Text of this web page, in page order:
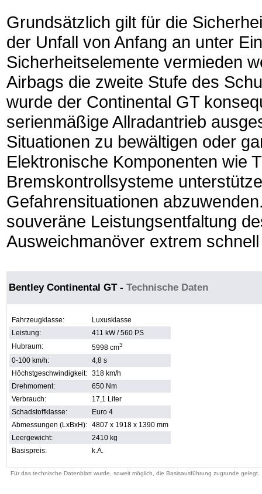
Grundsätzlich gilt für die
der Unfall von Anfang an unter
Sicherheitselemente vermieden
Airbags die zweite Stufe des
wurde der Continental GT
serienmäßige Allradantrieb
Situationen zu bewältigen oder
Elektronische Komponenten wie
Bremskontrollsysteme
Gefahrensituationen
souveräne Leistungsentfaltung
Ausweichmanöver extrem
Bentley Continental GT - Technische Daten
Fahrzeugklasse:
Luxusklasse
Leistung:
411 kW / 560 PS
Hubraum:
5998 cm3
0-100 km/h:
4,8 s
Höchstgeschwindigkeit: 318 km/h
Drehmoment:
650 Nm
Verbrauch:
17,1 Liter
Schadstoffklasse:
Euro 4
Abmessungen (LxBxH): 4807 x 1918 x 1390 mm
Leergewicht:
2410 kg
Basispreis:
k.A.
Für das technische Datenblatt wurde, soweit möglich, die Basisausführung zugrunde gelegt.